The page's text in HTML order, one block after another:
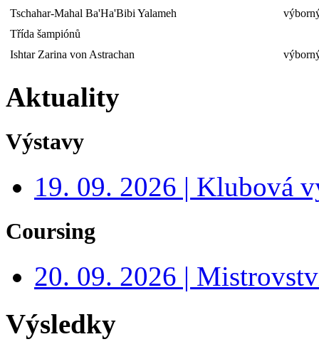
Tschahar-Mahal Ba'Ha'Bibi Yalameh
Třída šampiónů
Ishtar Zarina von Astrachan
Aktuality
Výstavy
19. 09. 2026 | Klubová
Coursing
20. 09. 2026 |
Výsledky